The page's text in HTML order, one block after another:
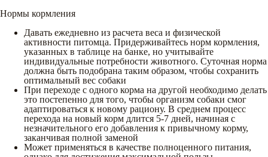
Нормы кормления
Давать ежедневно из расчета веса и физической
активности питомца. Придерживайтесь норм кормления,
указанных в таблице на банке, но учитывайте
индивидуальные потребности животного. Суточная норма
должна быть подобрана таким образом, чтобы сохранить
оптимальный вес собаки
При переходе с одного корма на другой необходимо делать
это постепенно для того, чтобы организм собаки смог
адаптироваться к новому рациону. В среднем процесс
перехода на новый корм длится 5-7 дней, начиная с
незначительного его добавления к привычному корму,
заканчивая полной заменой
Может применяться в качестве полноценного питания,